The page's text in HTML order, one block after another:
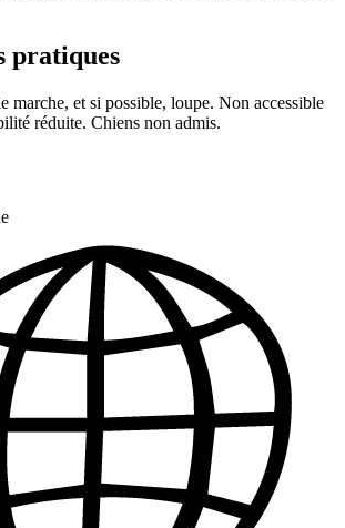
pratiques
marche, et si possible, loupe. Non accessible
réduite. Chiens non admis.